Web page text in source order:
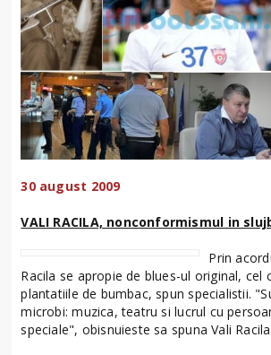
30 august 2009
VALI RACILA, nonconformismul in
Prin
Racila se apropie de blues-ul original, cel
plantatiile de bumbac, spun specialistii.
microbi: muzica, teatru si lucrul cu
speciale", obisnuieste sa spuna Vali Racila.